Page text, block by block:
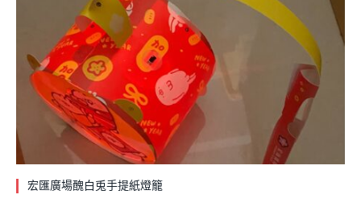
宏匯廣場醜白兎手提紙燈籠